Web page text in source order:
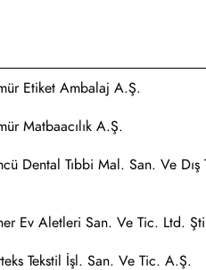
Etiket Ambalaj A.Ş.
Matbaacılık A.Ş.
Dental Tıbbi Mal. San. Ve Dış
Ev Aletleri San. Ve Tic. Ltd.
Tekstil İşl. San. Ve Tic. A.Ş.